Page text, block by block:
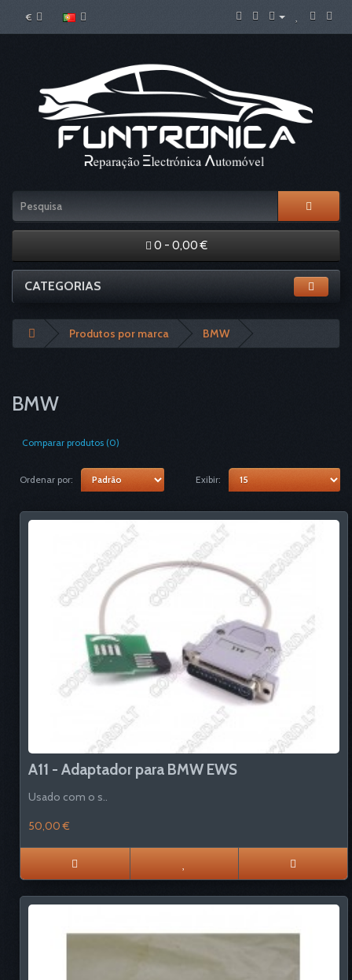
€
0 - 0,00 €
CATEGORIAS
Produtos por marca BMW
BMW
Comparar produtos (0)
Ordenar por: Exibir:
A11 - Adaptador para BMW EWS
Usado com o s..
50,00 €